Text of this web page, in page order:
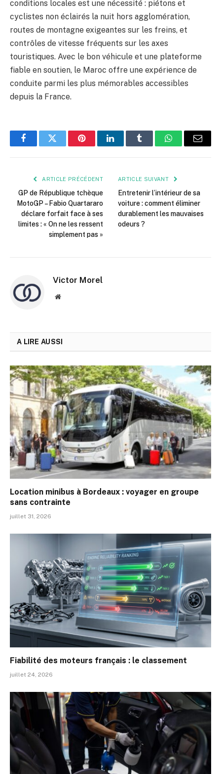
conditions locales est une nécessité : piétons et
cyclistes non éclairés la nuit hors agglomération,
routes de montagne exigeantes sur les freins, et
contrôles de vitesse fréquents sur les axes
touristiques. Avec le bon véhicule et une plateforme
fiable en soutien, le Maroc offre une expérience de
conduite parmi les plus mémorables accessibles
depuis la France.
FacebookTwitter PinterestLinkedInTumblr WhatsApp
E-
ARTICLE PRÉCÉDENT
GP de République tchèque
MotoGP – Fabio Quartararo
déclare forfait face à ses
limites : « On ne les ressent
simplement pas »
ARTICLE SUIVANT
Entretenir l’intérieur de sa
voiture : comment éliminer
durablement les mauvaises
odeurs ?
Victor Morel
Site
A LIRE AUSSI
Location minibus à Bordeaux : voyager en groupe
sans contrainte
juillet 31, 2026
Fiabilité des moteurs français : le classement
juillet 24, 2026